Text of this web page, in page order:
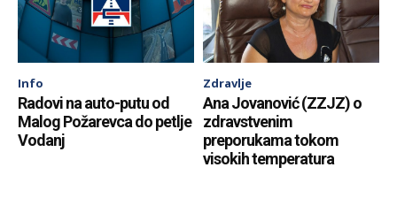
Info
Radovi na auto-putu od
Malog Požarevca do petlje
Vodanj
Zdravlje
Ana Jovanović (ZZJZ) o
zdravstvenim
preporukama tokom
visokih temperatura